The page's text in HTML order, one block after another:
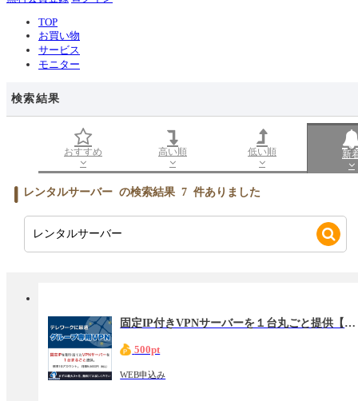
TOP
お買い物
サービス
モニター
検索結果
おすすめ 高い順 低い順 新
レンタルサーバー の検索結果 7 件ありました
固定IP付きVPNサーバーを１台丸ごと提供【グループ専用VPNサーバー】
500pt
WEB申込み